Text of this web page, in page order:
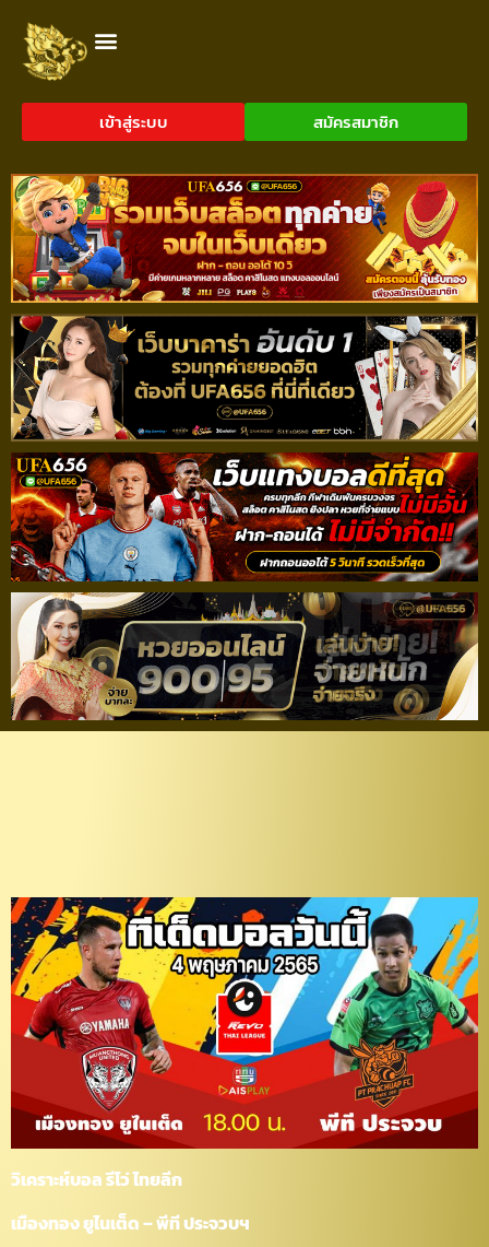
เข้าสู่ระบบ สมัครสมาชิก
วิเคราะห์บอล รีโว่ ไทยลีก
เมืองทอง ยูไนเต็ด – พีที ประจวบฯ